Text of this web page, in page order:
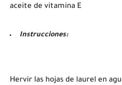
aceite de vitamina E
Instrucciones:
Hervir las hojas de laurel en